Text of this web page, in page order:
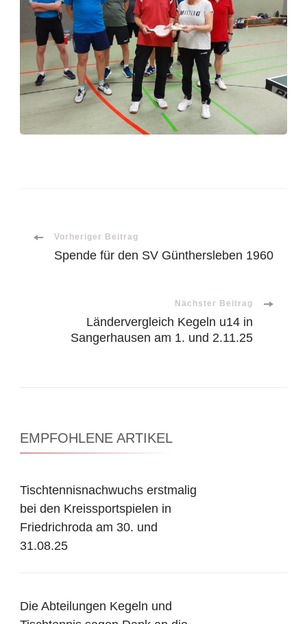
Beitragsnavigation
Vorheriger Beitrag
Spende für den SV Günthersleben 1960
Nächster Beitrag
Ländervergleich Kegeln u14 in
Sangerhausen am 1. und 2.11.25
EMPFOHLENE ARTIKEL
Tischtennisnachwuchs erstmalig
bei den Kreissportspielen in
Friedrichroda am 30. und
31.08.25
Die Abteilungen Kegeln und